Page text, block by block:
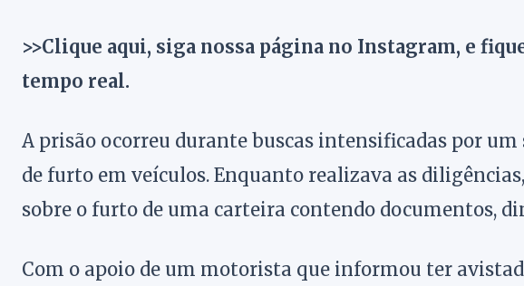
>>Clique aqui, siga nossa página no Instagram, e
tempo real.
A prisão ocorreu durante buscas intensificadas por
de furto em veículos. Enquanto realizava as
sobre o furto de uma carteira contendo documentos,
Com o apoio de um motorista que informou ter